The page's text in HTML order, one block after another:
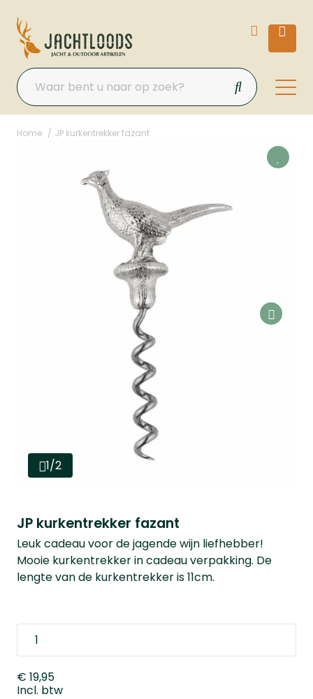
Home JP kurkentrekker fazant
1/2
JP kurkentrekker fazant
Leuk cadeau voor de jagende wijn liefhebber!
Mooie kurkentrekker in cadeau verpakking. De
lengte van de kurkentrekker is 11cm.
€ 19,95
Incl. btw